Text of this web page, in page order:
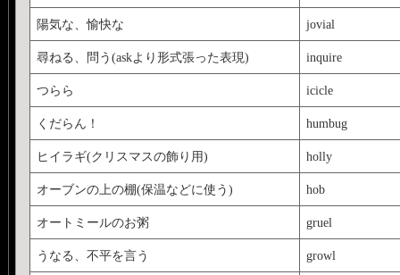
陽気な、愉快な jovial
尋ねる、問う(askより形式張った表現) inquire
つらら icicle
くだらん！ humbug
ヒイラギ(クリスマスの飾り用) holly
オーブンの上の棚(保温などに使う) hob
オートミールのお粥 gruel
うなる、不平を言う growl